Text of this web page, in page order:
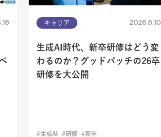
キャリア 2026.6.10
生成AI時代、新卒研修はどう変
わるのか？グッドパッチの26卒
研修を大公開
生成AI 研修 新卒